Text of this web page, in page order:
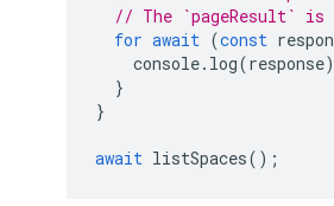
// The `pageResult`
for await (const
console. log(response
}
}
await listSpaces();